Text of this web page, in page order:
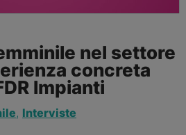
nel settore
concreta
Impianti
, Interviste